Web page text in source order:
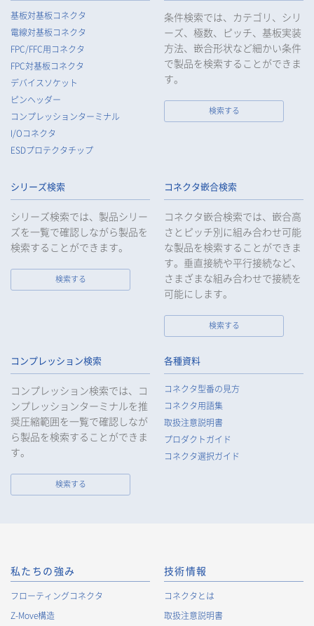
基板対基板コネクタ
電線対基板コネクタ
FPC/FFC用コネクタ
FPC対基板コネクタ
デバイスソケット
ピンヘッダー
コンプレッションターミナル
I/Oコネクタ
ESDプロテクタチップ
条件検索では、カテゴリ、シリ
ーズ、極数、ピッチ、基板実装
方法、嵌合形状など細かい条件
で製品を検索することができま
す。
検索する
シリーズ検索
シリーズ検索では、製品シリー
ズを一覧で確認しながら製品を
検索することができます。
検索する
コネクタ嵌合検索
コネクタ嵌合検索では、嵌合高
さとピッチ別に組み合わせ可能
な製品を検索することができま
す。垂直接続や平行接続など、
さまざまな組み合わせで接続を
可能にします。
検索する
コンプレッション検索
コンプレッション検索では、コ
ンプレッションターミナルを推
奨圧縮範囲を一覧で確認しなが
ら製品を検索することができま
す。
検索する
各種資料
コネクタ型番の見方
コネクタ用語集
取扱注意説明書
プロダクトガイド
コネクタ選択ガイド
私たちの強み
フローティングコネクタ
Z-Move構造
技術情報
コネクタとは
取扱注意説明書